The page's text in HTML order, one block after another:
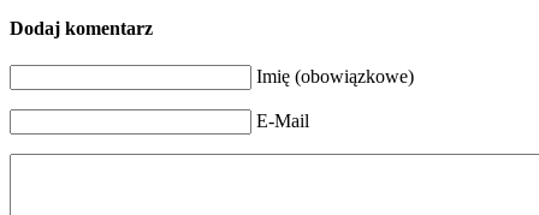
Dodaj komentarz
Imię (obowiązkowe)
E-Mail